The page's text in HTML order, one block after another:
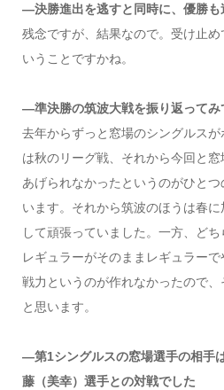
―決勝進出を逃すと同時に、優勝も
残念ですが、結果なので。受け止
いうことですかね。
―準決勝の筑波大戦を振り返ってみ
去年からずっと窓場のシングルス
は秋のリーグ戦、それから今回と
あげられなかったというのがひと
います。それから筑波のほうは春
して頑張っていました。一方、ど
レギュラーがそのままレギュラー
戦力というのが作れなかったので
と思います。
―第1シングルスの窓場選手の相手
藤（美幸）選手との対戦でした